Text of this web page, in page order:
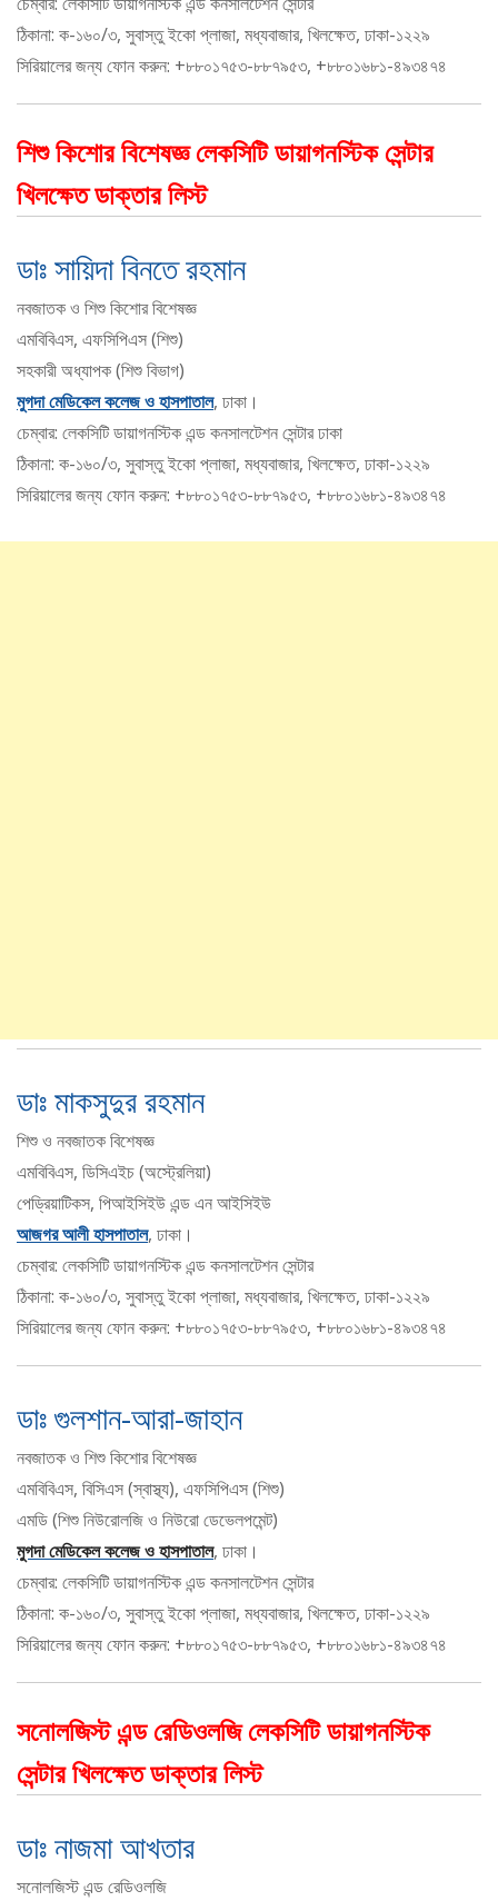
ঠিকানা: ক-১৬০/৩, সুবাস্তু ইকো প্লাজা, মধ্যবাজার, খিলক্ষেত, ঢাকা-১২২৯
সিরিয়ালের জন্য ফোন করুন: +৮৮০১৭৫৩-৮৮৭৯৫৩, +৮৮০১৬৮১-৪৯৩৪৭৪
শিশু কিশোর বিশেষজ্ঞ লেকসিটি ডায়াগনস্টিক সেন্টার
খিলক্ষেত ডাক্তার লিস্ট
ডাঃ সায়িদা বিনতে রহমান
নবজাতক ও শিশু কিশোর বিশেষজ্ঞ
এমবিবিএস, এফসিপিএস (শিশু)
সহকারী অধ্যাপক (শিশু বিভাগ)
মুগদা মেডিকেল কলেজ ও হাসপাতাল, ঢাকা।
চেম্বার: লেকসিটি ডায়াগনস্টিক এন্ড কনসালটেশন সেন্টার ঢাকা
ঠিকানা: ক-১৬০/৩, সুবাস্তু ইকো প্লাজা, মধ্যবাজার, খিলক্ষেত, ঢাকা-১২২৯
সিরিয়ালের জন্য ফোন করুন: +৮৮০১৭৫৩-৮৮৭৯৫৩, +৮৮০১৬৮১-৪৯৩৪৭৪
ডাঃ মাকসুদুর রহমান
শিশু ও নবজাতক বিশেষজ্ঞ
এমবিবিএস, ডিসিএইচ (অস্ট্রেলিয়া)
পেড্রিয়াটিকস, পিআইসিইউ এন্ড এন আইসিইউ
আজগর আলী হাসপাতাল, ঢাকা।
চেম্বার: লেকসিটি ডায়াগনস্টিক এন্ড কনসালটেশন সেন্টার
ঠিকানা: ক-১৬০/৩, সুবাস্তু ইকো প্লাজা, মধ্যবাজার, খিলক্ষেত, ঢাকা-১২২৯
সিরিয়ালের জন্য ফোন করুন: +৮৮০১৭৫৩-৮৮৭৯৫৩, +৮৮০১৬৮১-৪৯৩৪৭৪
ডাঃ গুলশান-আরা-জাহান
নবজাতক ও শিশু কিশোর বিশেষজ্ঞ
এমবিবিএস, বিসিএস (স্বাস্থ্য), এফসিপিএস (শিশু)
এমডি (শিশু নিউরোলজি ও নিউরো ডেভেলপমেন্ট)
মুগদা মেডিকেল কলেজ ও হাসপাতাল, ঢাকা।
চেম্বার: লেকসিটি ডায়াগনস্টিক এন্ড কনসালটেশন সেন্টার
ঠিকানা: ক-১৬০/৩, সুবাস্তু ইকো প্লাজা, মধ্যবাজার, খিলক্ষেত, ঢাকা-১২২৯
সিরিয়ালের জন্য ফোন করুন: +৮৮০১৭৫৩-৮৮৭৯৫৩, +৮৮০১৬৮১-৪৯৩৪৭৪
সনোলজিস্ট এন্ড রেডিওলজি লেকসিটি ডায়াগনস্টিক
সেন্টার খিলক্ষেত ডাক্তার লিস্ট
ডাঃ নাজমা আখতার
সনোলজিস্ট এন্ড রেডিওলজি